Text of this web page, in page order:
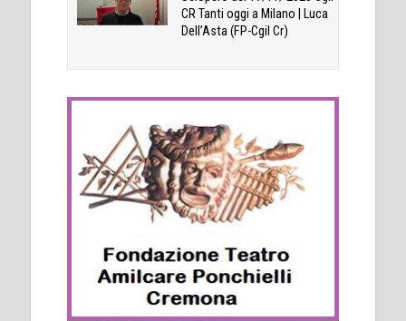
CR Tanti oggi a Milano | Luca
Dell’Asta (FP-Cgil Cr)